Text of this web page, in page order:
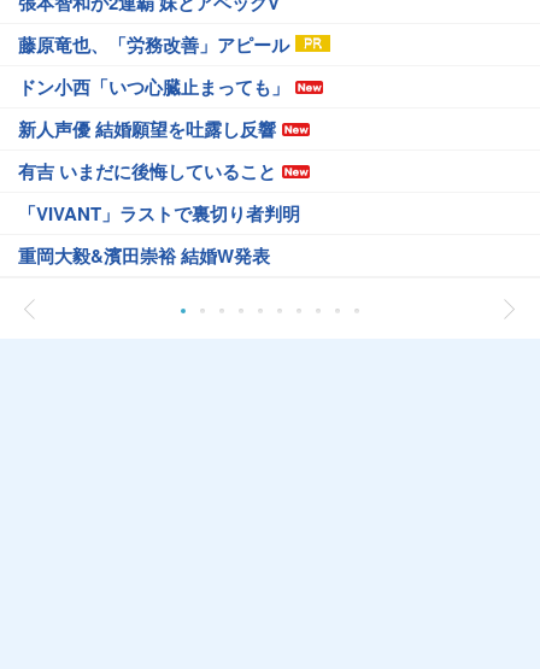
藤原竜也、「労務改善」アピール
ドン小西「いつ心臓止まっても」
新人声優 結婚願望を吐露し反響
有吉 いまだに後悔していること
「VIVANT」ラストで裏切り者判明
重岡大毅&濱田崇裕 結婚W発表